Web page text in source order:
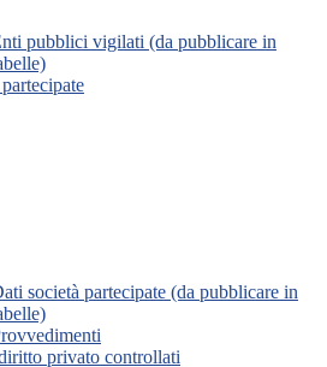
pubblici vigilati (da pubblicare in
società partecipate (da pubblicare in
privato controllati